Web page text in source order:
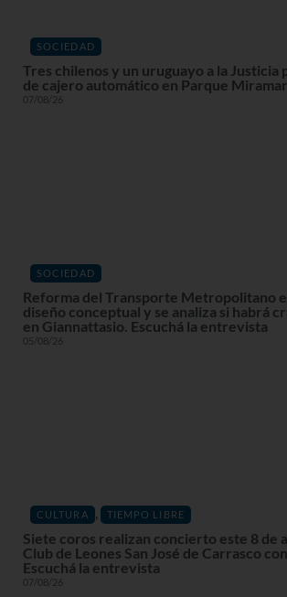
SOCIEDAD
Tres chilenos y un uruguayo a la Justicia
de cajero automático en Parque Miramar
07/08/26
SOCIEDAD
Reforma del Transporte Metropolitano
diseño conceptual y se analiza si habrá
en Giannattasio. Escuchá la entrevista
05/08/26
CULTURA , TIEMPO LIBRE
Siete coros realizan concierto este 8 de
Club de Leones San José de Carrasco
Escuchá la entrevista
07/08/26